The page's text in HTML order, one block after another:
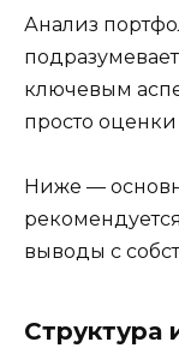
Анализ
ключевым
просто
Ниже —
выводы с
Структура